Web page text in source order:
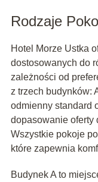
Rodzaje
Hotel Morze Ustka
dostosowanych do
zależności od
z trzech budynków:
odmienny standard
dopasowanie oferty
Wszystkie pokoje
które zapewnia
Budynek A to